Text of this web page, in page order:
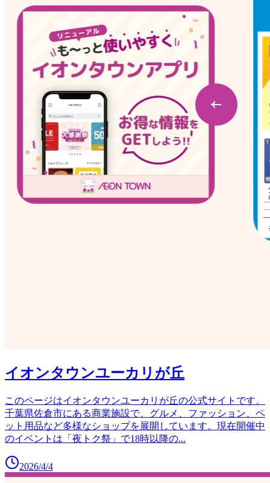
イオンタウンユーカリが丘
このページはイオンタウンユーカリが丘の公式サイトです。
千葉県佐倉市にある商業施設で、グルメ、ファッション、ペ
ット用品など多様なショップを展開しています。現在開催中
のイベントは「夜トク祭」で18時以降の...
2026/4/4